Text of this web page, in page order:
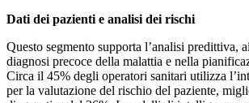
Dati dei pazienti e analisi dei rischi
Questo segmento supporta l’analisi predittiva,
diagnosi precoce della malattia e nella
Circa il 45% degli operatori sanitari utilizza
per la valutazione del rischio del paziente,